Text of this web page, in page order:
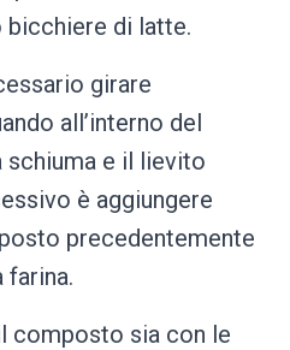
bicchiere di latte.
girare
all’interno del
schiuma e il lievito
è aggiungere
precedentemente
farina.
composto sia con le